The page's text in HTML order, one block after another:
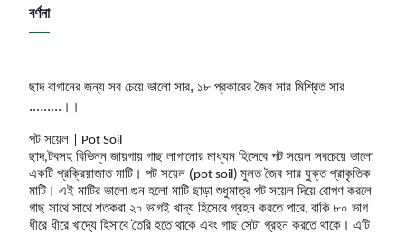
বর্ণনা
ছাদ বাগানের জন্য সব চেয়ে ভালো সার, ১৮ প্রকারের জৈব সার মিশ্রিত সার
.........।।
পট সয়েল | Pot Soil
ছাদ,টবসহ বিভিন্ন জায়গায় গাছ লাগানোর মাধ্যম হিসেবে পট সয়েল সবচেয়ে ভালো
একটি প্রক্রিয়াজাত মাটি। পট সয়েল (pot soil) মুলত জৈব সার যুক্ত প্রাকৃতিক
মাটি। এই মাটির ভালো গুন হলো মাটি ছাড়া শুধুমাত্র পট সয়েল দিয়ে রোপণ করলে
গাছ সাথে সাথেশতকরা ২০ ভাগই খাদ্য হিসেবে গ্রহন করতে পারে, বাকি ৮০ ভাগ
ধীরে ধীরে খাদ্যে হিসাবে তৈরি হতে থাকে এবং গাছ সেটা গ্রহন করতে থাকে। এটি